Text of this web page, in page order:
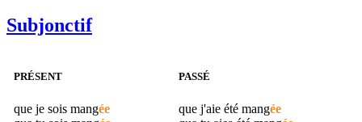
Subjonctif
PRÉSENT
que je sois mangée
PASSÉ
que j'aie été mangée